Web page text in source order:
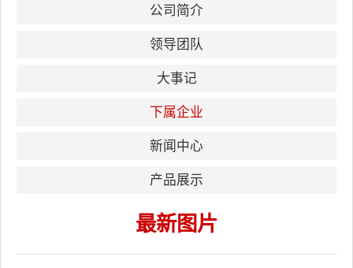
公司简介
领导团队
大事记
下属企业
新闻中心
产品展示
最新图片